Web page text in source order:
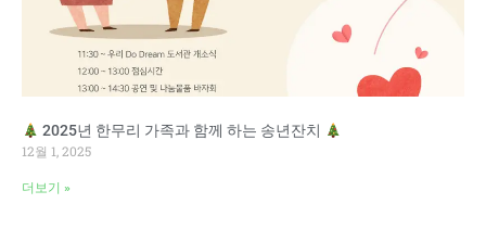
2025년 한무리 가족과 함께 하는 송년잔치
12월 1, 2025
더보기 »